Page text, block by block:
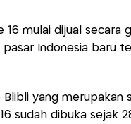
16 mulai dijual
Indonesia baru
yang merupakan
sudah dibuka sejak